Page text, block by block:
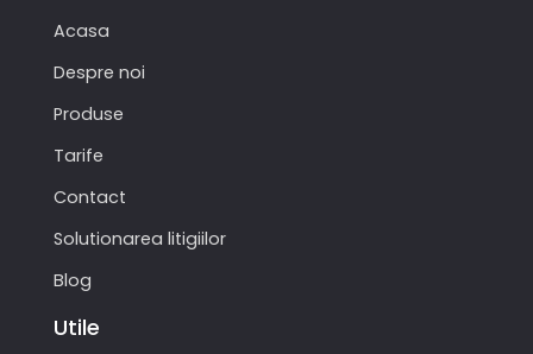
Acasa
Despre noi
Produse
Tarife
Contact
Solutionarea litigiilor
Blog
Utile